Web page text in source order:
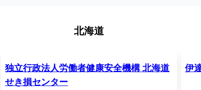
北海道
独立行政法人労働者健康安全機構 北海道
せき損センター
伊